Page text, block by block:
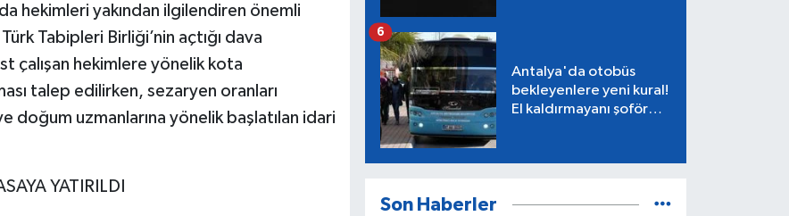
hekimleri yakından ilgilendiren önemli
Tabipleri Birliği’nin açtığı dava
çalışan hekimlere yönelik kota
talep edilirken, sezaryen oranları
doğum uzmanlarına yönelik başlatılan idari
YATIRILDI
Antalya'da otobüs
bekleyenlere yeni kural!
El kaldırmayanı şoför
6
Son Haberler